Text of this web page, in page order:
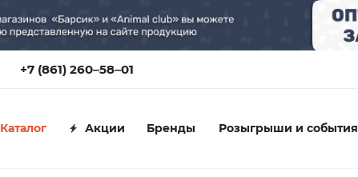
+7 (861) 260‒58‒01
Каталог Акции Бренды Розыгрыши и события